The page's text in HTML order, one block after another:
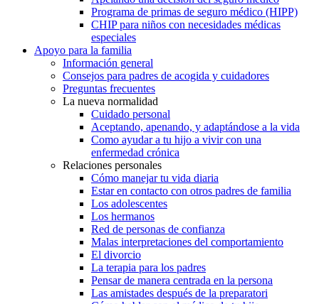
Programa de primas de seguro médico (HIPP)
CHIP para niños con necesidades médicas
especiales
Apoyo para la familia
Información general
Consejos para padres de acogida y cuidadores
Preguntas frecuentes
La nueva normalidad
Cuidado personal
Aceptando, apenando, y adaptándose a la vida
Como ayudar a tu hijo a vivir con una
enfermedad crónica
Relaciones personales
Cómo manejar tu vida diaria
Estar en contacto con otros padres de familia
Los adolescentes
Los hermanos
Red de personas de confianza
Malas interpretaciones del comportamiento
El divorcio
La terapia para los padres
Pensar de manera centrada en la persona
Las amistades después de la preparatori